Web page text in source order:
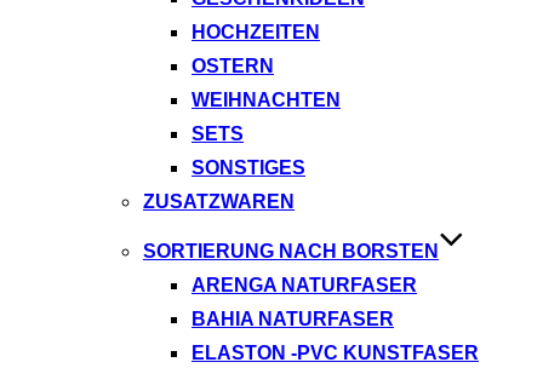
HOCHZEITEN
OSTERN
WEIHNACHTEN
SETS
SONSTIGES
ZUSATZWAREN
SORTIERUNG NACH BORSTEN
ARENGA NATURFASER
BAHIA NATURFASER
ELASTON -PVC KUNSTFASER